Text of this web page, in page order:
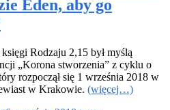
Eden, aby go
Rodzaju 2,15 był myślą
„Korona stworzenia” z cyklu o
rozpoczął się 1 września 2018 w
w Krakowie. (więcej…)